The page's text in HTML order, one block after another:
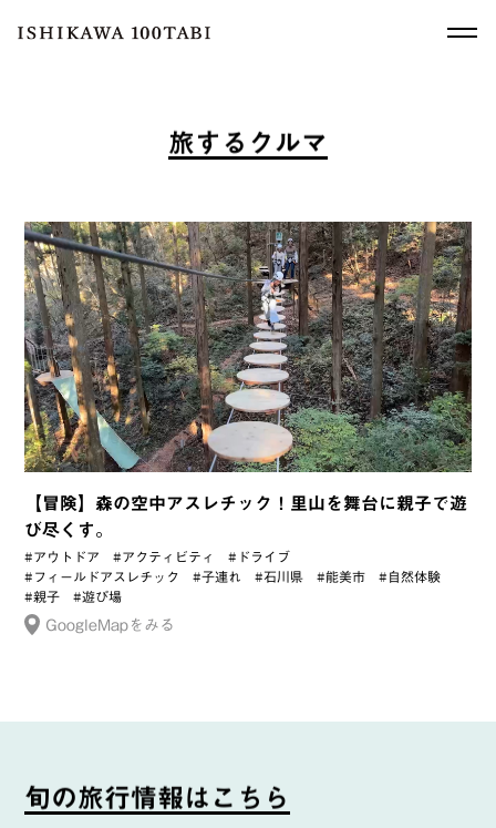
旅 す る ク ルマ
【冒険】森の空中アスレチック！里山を舞台に親子で遊
び尽くす。
#アウトドア #アクティビティ
#ドライブ
#フィールドアスレチック
#子連れ #石川県 #能美市
#自然体験
#親子
#遊び場
GoogleMapをみる
旬の旅行情報は こ ち ら